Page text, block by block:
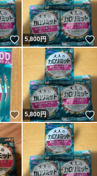
いいね！
5,800円
いいね！
5,800円